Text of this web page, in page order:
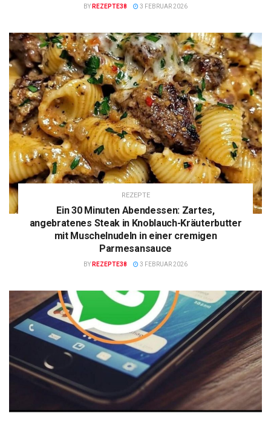
BY REZEPTE38 3 FEBRUAR 2026
REZEPTE
Ein 30 Minuten Abendessen: Zartes,
angebratenes Steak in Knoblauch-Kräuterbutter
mit Muschelnudeln in einer cremigen
Parmesansauce
BY REZEPTE38 3 FEBRUAR 2026